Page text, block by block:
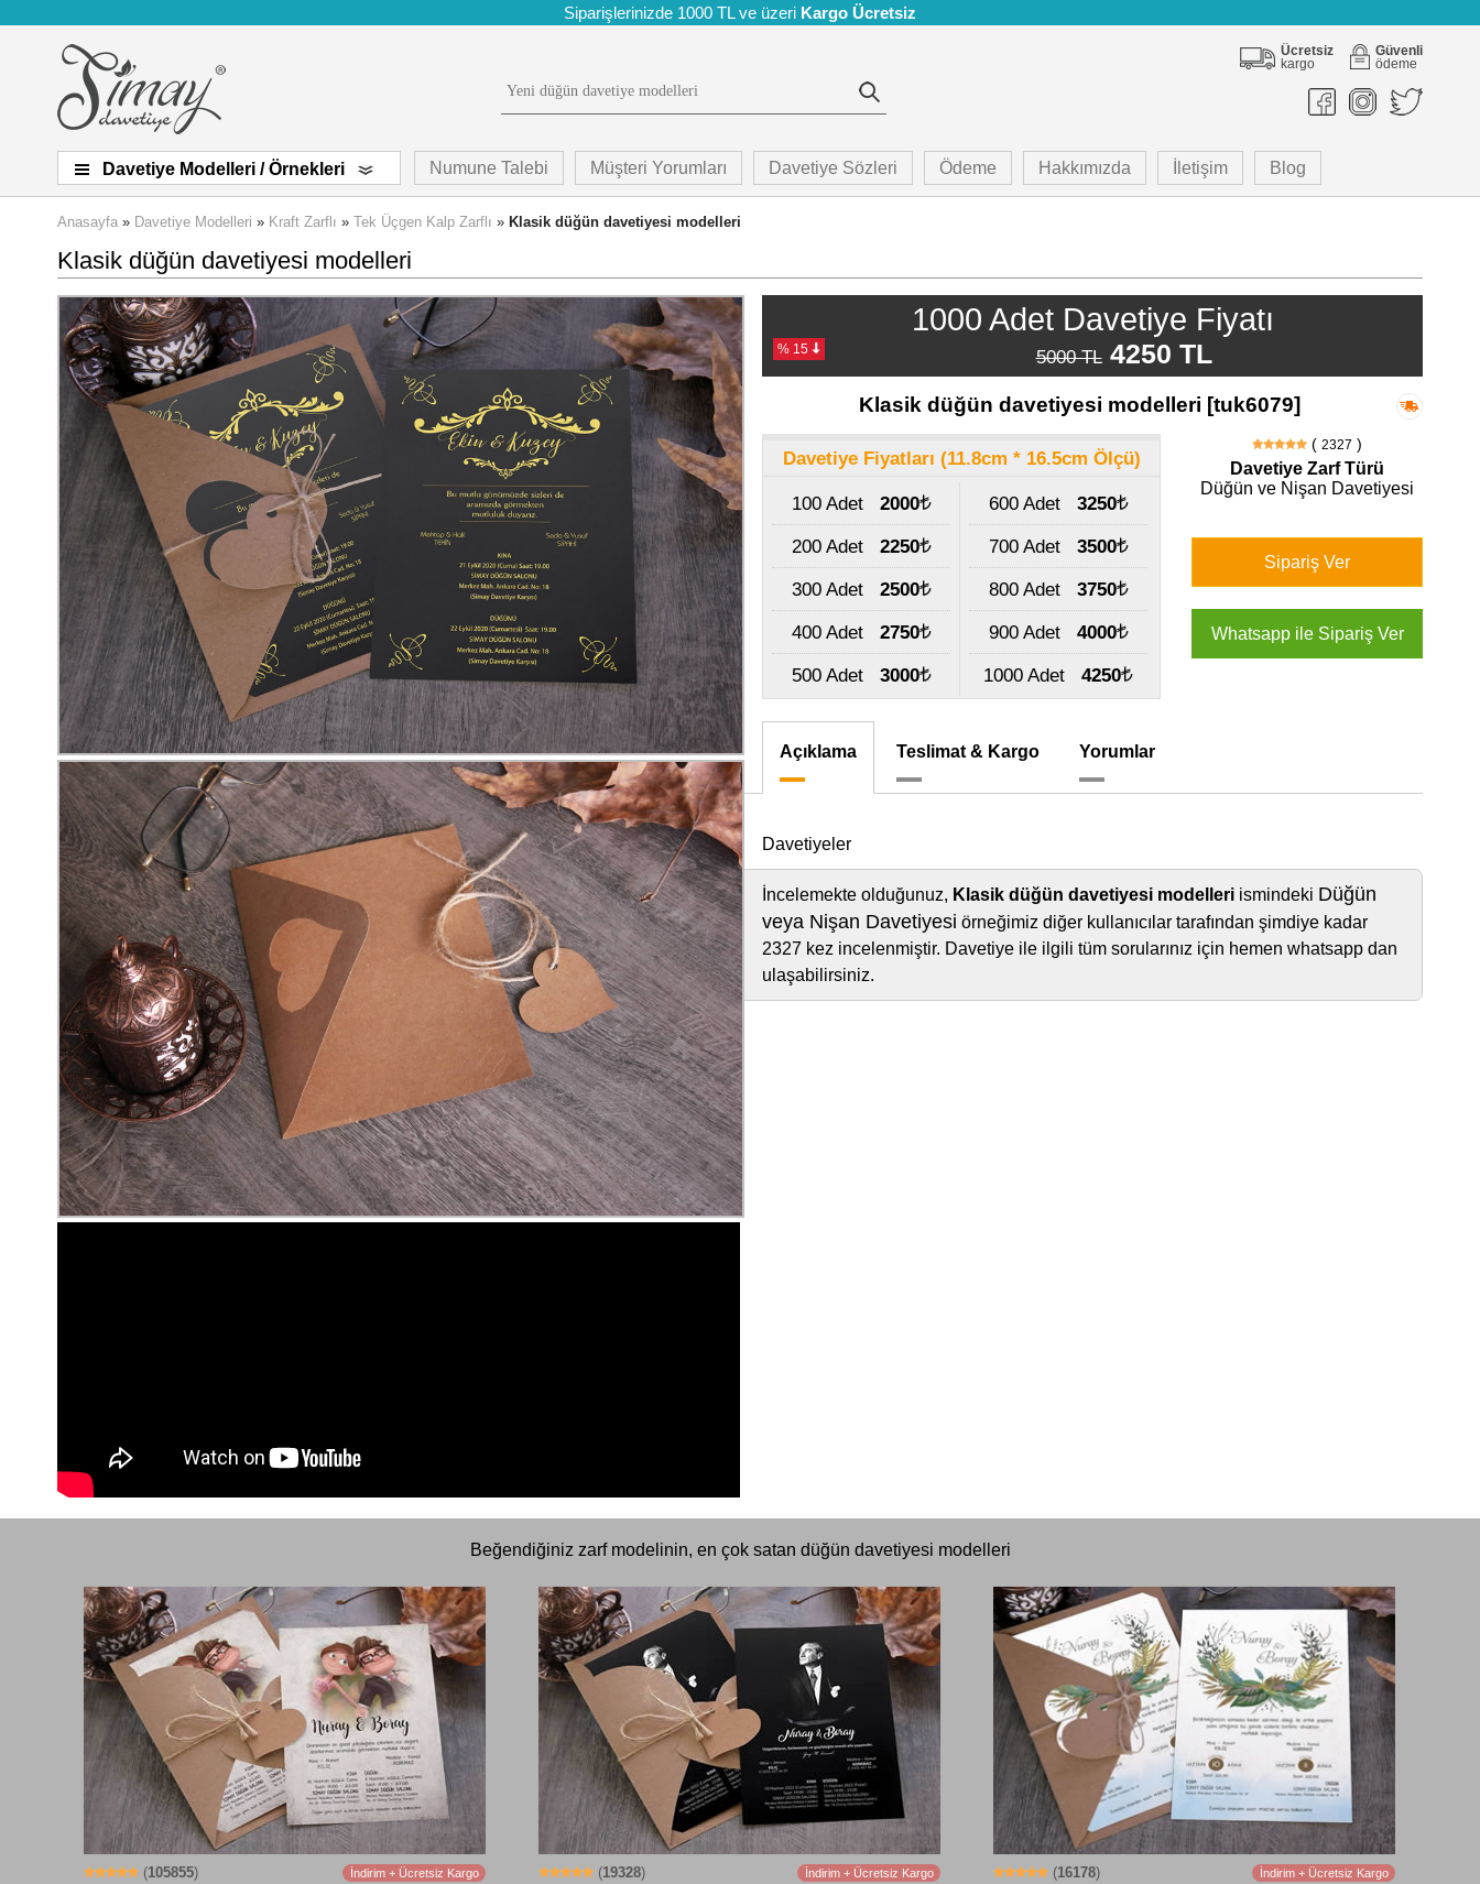
Siparişlerinizde 1000 TL ve üzeri Kargo Ücretsiz
Güvenli
ödeme
Ücretsiz
kargo
Davetiye Modelleri / Örnekleri Numune Talebi Müşteri Yorumları Davetiye Sözleri Ödeme Hakkımızda İletişim Blog
Anasayfa » Davetiye Modelleri » Kraft Zarflı » Tek Üçgen Kalp Zarflı » Klasik düğün davetiyesi modelleri
Klasik düğün davetiyesi modelleri
1000 Adet Davetiye Fiyatı
% 15 5000 TL4250 TL
Klasik düğün davetiyesi modelleri [tuk6079]
Davetiye Fiyatları (11.8cm * 16.5cm Ölçü)
100 Adet 2000
200 Adet 2250
300 Adet 2500
400 Adet 2750
500 Adet 3000
600 Adet 3250
700 Adet 3500
800 Adet 3750
900 Adet 4000
1000 Adet 4250
( 2327 )
Davetiye Zarf Türü
Düğün ve Nişan Davetiyesi
Açıklama Teslimat & Kargo Yorumlar
Davetiyeler
İncelemekte olduğunuz, Klasik düğün davetiyesi modelleri ismindeki Düğün
veya Nişan Davetiyesi örneğimiz diğer kullanıcılar tarafından şimdiye kadar
2327 kez incelenmiştir. Davetiye ile ilgili tüm sorularınız için hemen whatsapp dan
ulaşabilirsiniz.
Beğendiğiniz zarf modelinin, en çok satan düğün davetiyesi modelleri
(105855) İndirim + Ücretsiz Kargo (19328) İndirim + Ücretsiz Kargo (16178) İndirim + Ücretsiz Kargo